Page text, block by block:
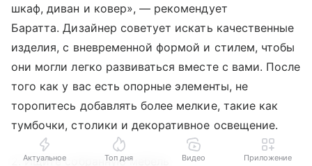
шкаф, диван и ковер», — рекомендует
Баратта. Дизайнер советует искать качественные
изделия, с вневременной формой и стилем, чтобы
они могли легко развиваться вместе с вами. После
того как у вас есть опорные элементы, не
торопитесь добавлять более мелкие, такие как
тумбочки, столики и декоративное освещение.
2. Ищите собранную мебель
Актуальное Топ дня Видео Приложение